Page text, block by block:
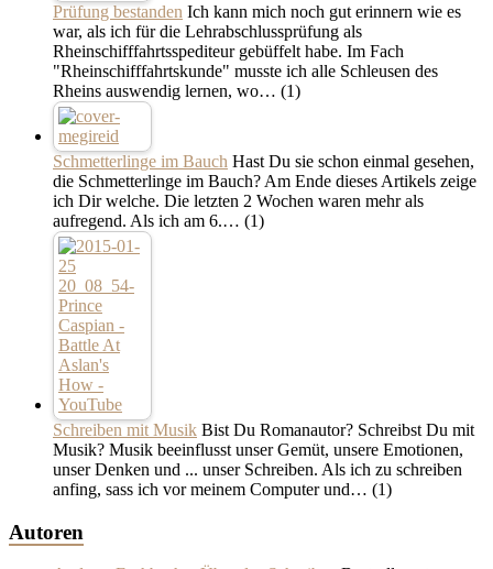
Prüfung bestanden Ich kann mich noch gut erinnern wie es
war, als ich für die Lehrabschlussprüfung als
Rheinschifffahrtsspediteur gebüffelt habe. Im Fach
"Rheinschifffahrtskunde" musste ich alle Schleusen des
Rheins auswendig lernen, wo… (1)
Schmetterlinge im Bauch Hast Du sie schon einmal gesehen,
die Schmetterlinge im Bauch? Am Ende dieses Artikels zeige
ich Dir welche. Die letzten 2 Wochen waren mehr als
aufregend. Als ich am 6.… (1)
Schreiben mit Musik Bist Du Romanautor? Schreibst Du mit
Musik? Musik beeinflusst unser Gemüt, unsere Emotionen,
unser Denken und ... unser Schreiben. Als ich zu schreiben
anfing, sass ich vor meinem Computer und… (1)
Autoren